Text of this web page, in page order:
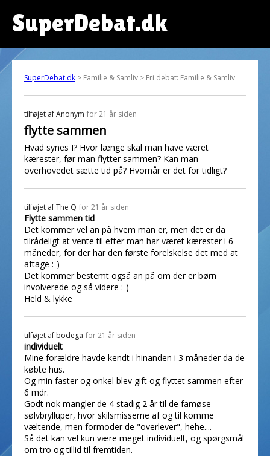
SuperDebat.dk
SuperDebat.dk > Familie & Samliv > Fri debat: Familie & Samliv
tilføjet afAnonym for 21 år siden
flytte sammen
Hvad synes I? Hvor længe skal man have været
kærester, før man flytter sammen? Kan man
overhovedet sætte tid på? Hvornår er det for tidligt?
tilføjet afThe Q for 21 år siden
Flytte sammen tid
Det kommer vel an på hvem man er, men det er da
tilrådeligt at vente til efter man har været kærester i 6
måneder, for der har den første forelskelse det med at
aftage :-)
Det kommer bestemt også an på om der er børn
involverede og så videre :-)
Held & lykke
tilføjet af bodega for 21 år siden
individuelt
Mine forældre havde kendt i hinanden i 3 måneder da de
købte hus.
Og min faster og onkel blev gift og flyttet sammen efter
6 mdr.
Godt nok mangler de 4 stadig 2 år til de famøse
sølvbrylluper, hvor skilsmisserne af og til komme
væltende, men formoder de "overlever", hehe....
Så det kan vel kun være meget individuelt, og spørgsmål
om tro og tillid til fremtiden.